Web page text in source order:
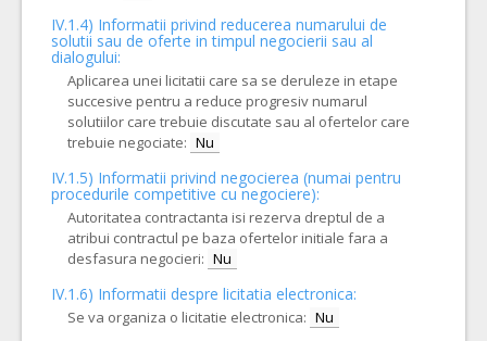
IV.1.4) Informatii privind reducerea numarului de
solutii sau de oferte in timpul negocierii sau al
dialogului:
Aplicarea unei licitatii care sa se deruleze in etape
succesive pentru a reduce progresiv numarul
solutiilor care trebuie discutate sau al ofertelor care
trebuie negociate: Nu
IV.1.5) Informatii privind negocierea (numai pentru
procedurile competitive cu negociere):
Autoritatea contractanta isi rezerva dreptul de a
atribui contractul pe baza ofertelor initiale fara a
desfasura negocieri: Nu
IV.1.6) Informatii despre licitatia electronica:
Se va organiza o licitatie electronica: Nu